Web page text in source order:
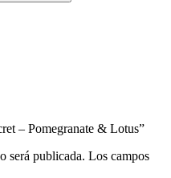
– Pomegranate & Lotus”
será publicada. Los campos